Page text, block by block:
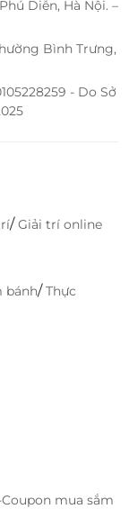
Diễn, Hà Nội. –
Bình Trưng,
- Do Sở
/Giải trí online
bánh/Thực
Coupon mua sắm